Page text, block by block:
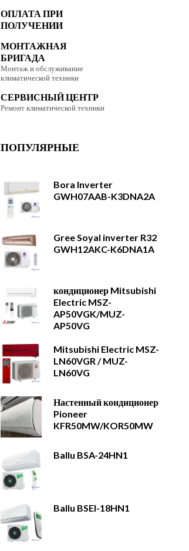
ОПЛАТА ПРИ
ПОЛУЧЕНИИ
МОНТАЖНАЯ
БРИГАДА
Монтаж и обслуживание
климатической техники
СЕРВИСНЫЙ ЦЕНТР
Ремонт климатической техники
ПОПУЛЯРНЫЕ
Bora Inverter
GWH07AAB-K3DNA2A
Gree Soyal inverter R32
GWH12AKC-K6DNA1A
кондиционер Mitsubishi
Electric MSZ-
AP50VGK/MUZ-
AP50VG
Mitsubishi Electric MSZ-
LN60VGR / MUZ-
LN60VG
Настенный кондиционер
Pioneer
KFR50MW/KOR50MW
Ballu BSA-24HN1
Ballu BSEI-18HN1